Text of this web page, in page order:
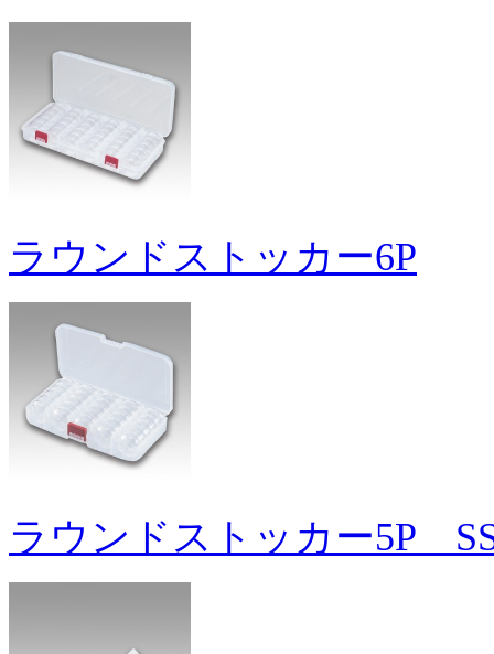
ラウンドストッカー6P
ラウンドストッカー5P